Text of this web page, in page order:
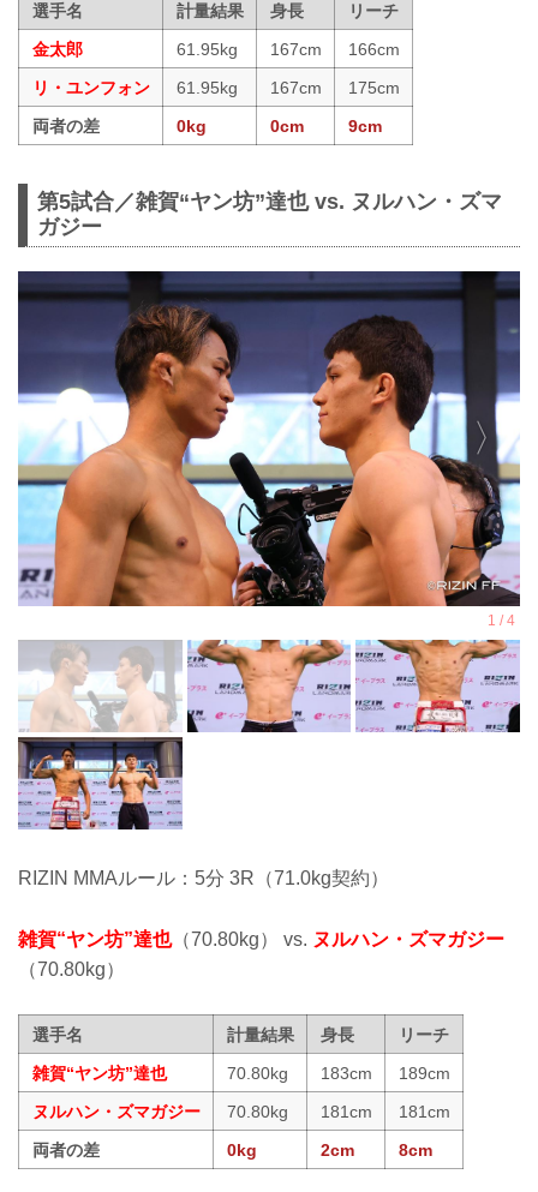
選手名 計量結果 身長
リーチ
金太郎
61.95kg 167cm
166cm
リ・ユンフォン
61.95kg 167cm
175cm
両者の差
0kg 0cm 9cm
第5試合／雑賀“ヤン坊”達也 vs. ヌルハン・ズマ
ガジー
RIZIN MMAルール：5分 3R（71.0kg契約）
雑賀“ヤン坊”達也（70.80kg） vs. ヌルハン・ズマガジー
（70.80kg）
選手名 計量結果 身長
リーチ
雑賀“ヤン坊”達也
70.80kg 183cm
189cm
ヌルハン・ズマガジー
70.80kg 181cm
181cm
両者の差
0kg 2cm 8cm